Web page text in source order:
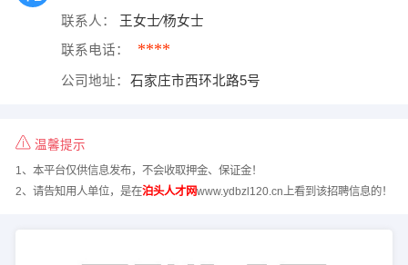
联系人： 王女士∕杨女士
联系电话： ****
公司地址： 石家庄市西环北路5号
温馨提示
1、本平台仅供信息发布，不会收取押金、保证金！
2、请告知用人单位，是在泊头人才网www.ydbzl120.cn上看到该招聘信息的！